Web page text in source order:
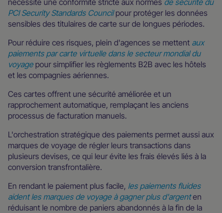
nécessite une conformité stricte aux normes de sécurité du
PCI Security Standards Councilpour protéger les données
sensibles des titulaires de carte sur de longues périodes.
Pour réduire ces risques, plein d'agences se mettent aux
paiements par carte virtuelle dans le secteur mondial du
voyagepour simplifier les règlements B2B avec les hôtels
et les compagnies aériennes.
Ces cartes offrent une sécurité améliorée et un
rapprochement automatique, remplaçant les anciens
processus de facturation manuels.
L'orchestration stratégique des paiements permet aussi aux
marques de voyage de régler leurs transactions dans
plusieurs devises, ce qui leur évite les frais élevés liés à la
conversion transfrontalière.
En rendant le paiement plus facile, les paiements fluides
aident les marques de voyage à gagner plus d'argenten
réduisant le nombre de paniers abandonnés à la fin de la